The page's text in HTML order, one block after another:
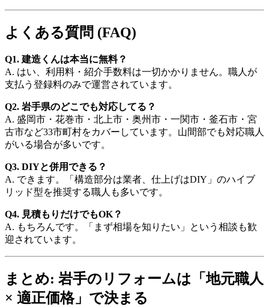
よくある質問 (FAQ)
Q1. 建造くんは本当に無料？
A. はい、利用料・紹介手数料は一切かかりません。職人が
支払う登録料のみで運営されています。
Q2. 岩手県のどこでも対応してる？
A. 盛岡市・花巻市・北上市・奥州市・一関市・釜石市・宮
古市など33市町村をカバーしています。山間部でも対応職人
がいる場合が多いです。
Q3. DIYと併用できる？
A. できます。「構造部分は業者、仕上げはDIY」のハイブ
リッド型を推奨する職人も多いです。
Q4. 見積もりだけでもOK？
A. もちろんです。「まず相場を知りたい」という相談も歓
迎されています。
まとめ: 岩手のリフォームは「地元職人
× 適正価格」で決まる